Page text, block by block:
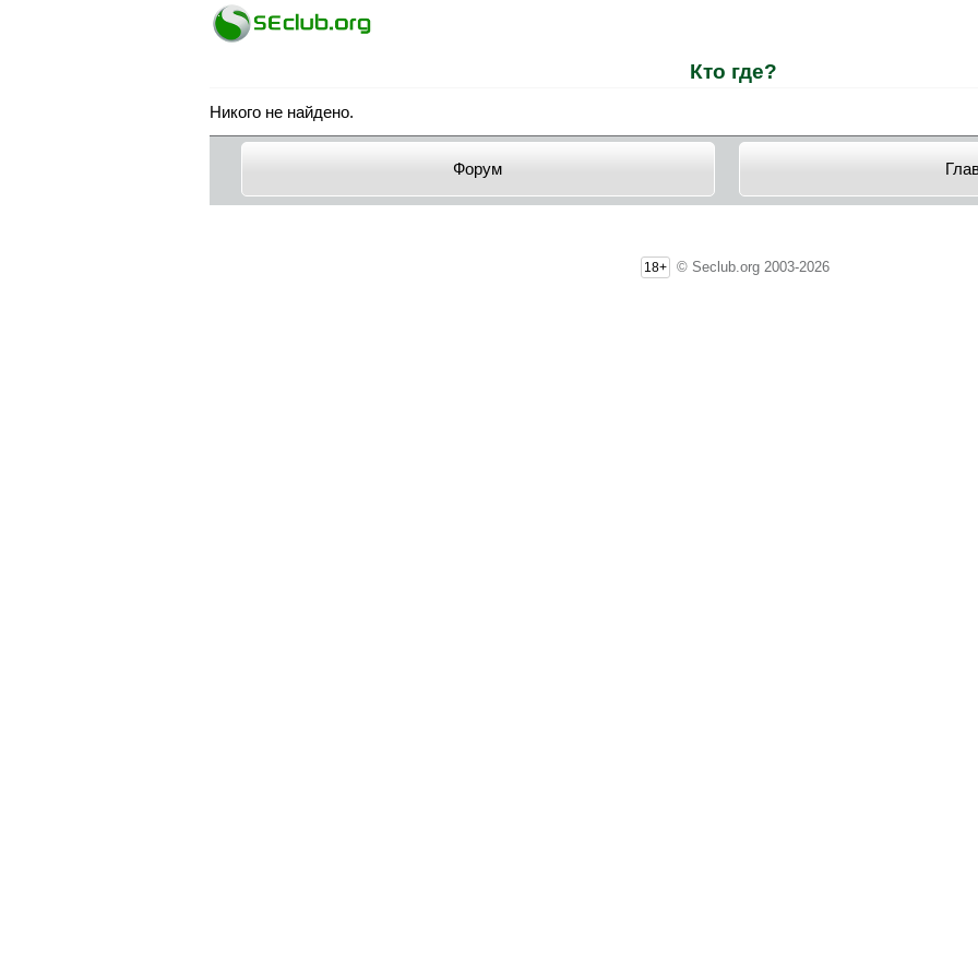
Кто где?
Никого не найдено.
Форум
18+ © Seclub.org 2003-2026